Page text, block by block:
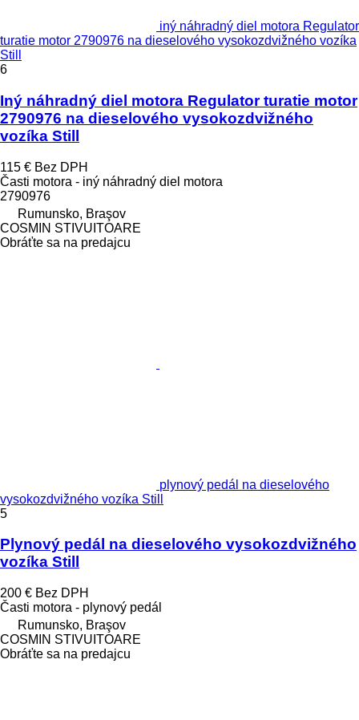
iný náhradný diel motora Regulator
turatie motor 2790976 na dieselového vysokozdvižného vozíka
Still
6
Iný náhradný diel motora Regulator turatie motor
2790976 na dieselového vysokozdvižného
vozíka Still
115 € Bez DPH
Časti motora - iný náhradný diel motora
2790976
Rumunsko, Braşov
COSMIN STIVUITOARE
Obráťte sa na predajcu
plynový pedál na dieselového
vysokozdvižného vozíka Still
5
Plynový pedál na dieselového vysokozdvižného
vozíka Still
200 € Bez DPH
Časti motora - plynový pedál
Rumunsko, Braşov
COSMIN STIVUITOARE
Obráťte sa na predajcu